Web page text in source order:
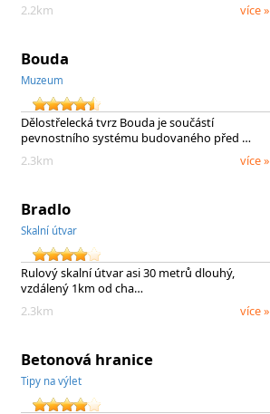
2.2km
více »
Bouda
Muzeum
Dělostřelecká tvrz Bouda je součástí
pevnostního systému budovaného před …
2.3km
více »
Bradlo
Skalní útvar
Rulový skalní útvar asi 30 metrů dlouhý,
vzdálený 1km od cha…
2.3km
více »
Betonová hranice
Tipy na výlet